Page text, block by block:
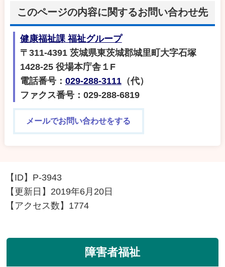
このページの内容に関するお問い合わせ先
健康福祉課 福祉グループ
〒311-4391 茨城県東茨城郡城里町大字石塚
1428-25 役場本庁舎１F
電話番号： 029-288-3111（代）
ファクス番号：029-288-6819
メールでお問い合わせをする
【ID】 P-3943
【更新日】 2019年6月20日
【アクセス数】 1774
障害者福祉